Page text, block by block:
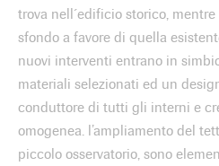
trova nell´edificio storico,
sfondo a favore di quella
nuovi interventi entrano in
materiali selezionati ed un
conduttore di tutti gli interni e
omogenea. l’ampliamento del
piccolo osservatorio, sono